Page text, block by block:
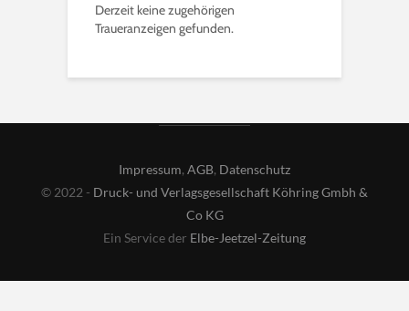
Derzeit keine zugehörigen
Traueranzeigen gefunden.
Impressum, AGB, Datenschutz
© 2022 - Druck- und Verlagsgesellschaft Köhring Gmbh &
Co KG
Ein Service der Elbe-Jeetzel-Zeitung